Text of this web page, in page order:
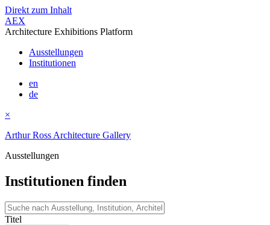
Direkt zum Inhalt
AEX
Architecture Exhibitions Platform
Ausstellungen
Institutionen
en
de
×
Arthur Ross Architecture Gallery
Ausstellungen
Institutionen finden
Titel